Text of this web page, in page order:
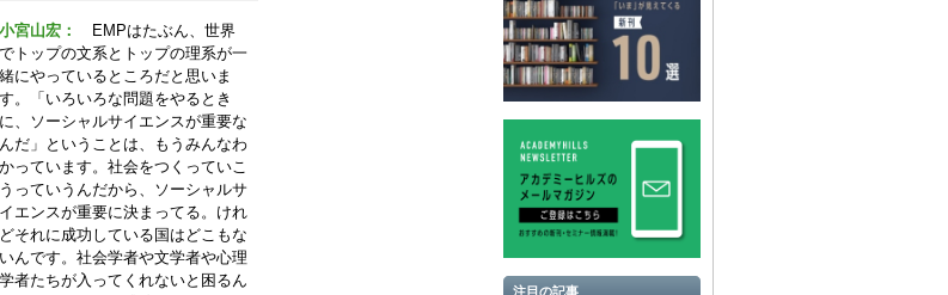
小宮山宏：
EMPはたぶん、世界
でトップの文系とトップの理系が一
緒にやっているところだと思いま
す。「いろいろな問題をやるとき
に、ソーシャルサイエンスが重要な
んだ」ということは、もうみんなわ
かっています。社会をつくっていこ
うっていうんだから、ソーシャルサ
イエンスが重要に決まってる。けれ
どそれに成功している国はどこもな
いんです。社会学者や文学者や心理
学者たちが入ってくれないと困るん
注目の記事